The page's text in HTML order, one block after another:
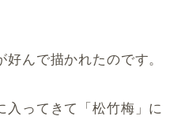
んで描かれたのです。
入ってきて「松竹梅」に